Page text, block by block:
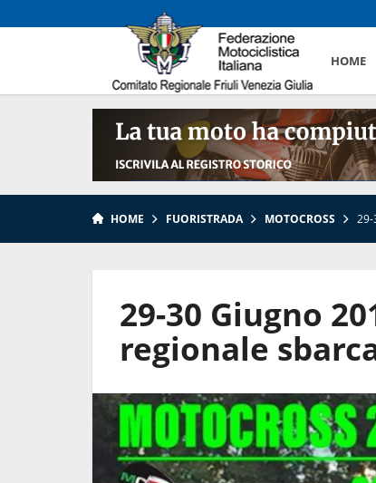
HOME
HOME FUORISTRADA MOTOCROSS 29-
29-30 Giugno
regionale